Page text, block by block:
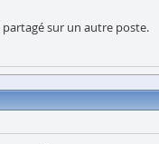
sur un autre poste.